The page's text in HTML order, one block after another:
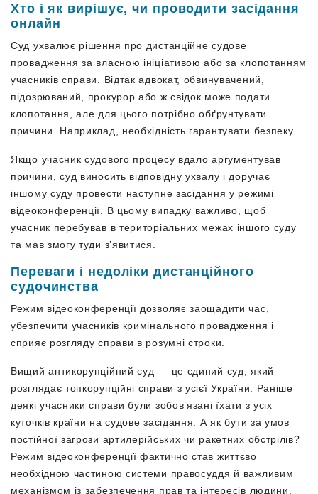
Хто і як вирішує, чи проводити засідання
онлайн
Суд ухвалює рішення про дистанційне судове
провадження за власною ініціативою або за клопотанням
учасників справи. Відтак адвокат, обвинувачений,
підозрюваний, прокурор або ж свідок може подати
клопотання, але для цього потрібно обґрунтувати
причини. Наприклад, необхідність гарантувати безпеку.
Якщо учасник судового процесу вдало аргументував
причини, суд виносить відповідну ухвалу і доручає
іншому суду провести наступне засідання у режимі
відеоконференції. В цьому випадку важливо, щоб
учасник перебував в територіальних межах іншого суду
та мав змогу туди з’явитися.
Переваги і недоліки дистанційного
судочинства
Режим відеоконференції дозволяє заощадити час,
убезпечити учасників кримінального провадження і
сприяє розгляду справи в розумні строки.
Вищий антикорупційний суд — це єдиний суд, який
розглядає топкорупційні справи з усієї України. Раніше
деякі учасники справи були зобов’язані їхати з усіх
куточків країни на судове засідання. А як бути за умов
постійної загрози артилерійських чи ракетних обстрілів?
Режим відеоконференції фактично став життєво
необхідною частиною системи правосуддя й важливим
механізмом із забезпечення прав та інтересів людини.